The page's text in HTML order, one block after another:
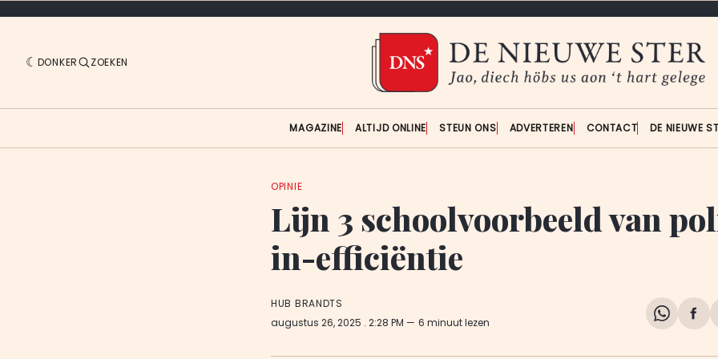
DONKER ZOEKEN
MAGAZINE ALTIJD ONLINE STEUN ONS ADVERTEREN CONTACT DE NIEUWE
OPINIE
Lijn 3 schoolvoorbeeld van
in-efficiëntie
HUB BRANDTS
augustus 26, 2025 . 2:28 PM 6 minuut lezen
Share